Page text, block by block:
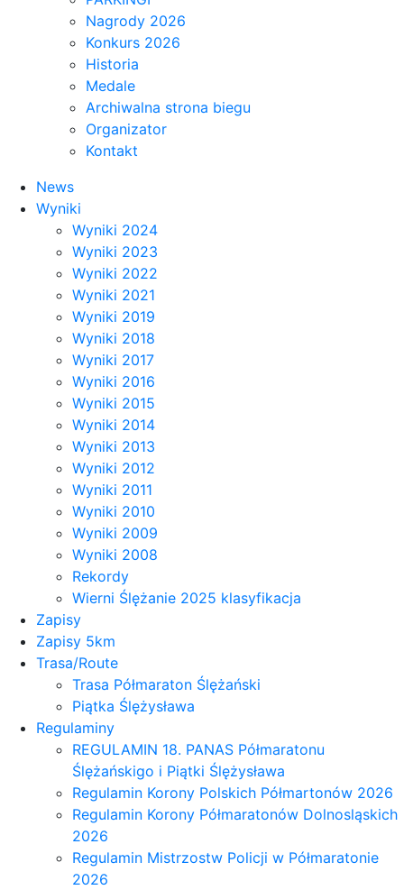
Nagrody 2026
Konkurs 2026
Historia
Medale
Archiwalna strona biegu
Organizator
Kontakt
News
Wyniki
Wyniki 2024
Wyniki 2023
Wyniki 2022
Wyniki 2021
Wyniki 2019
Wyniki 2018
Wyniki 2017
Wyniki 2016
Wyniki 2015
Wyniki 2014
Wyniki 2013
Wyniki 2012
Wyniki 2011
Wyniki 2010
Wyniki 2009
Wyniki 2008
Rekordy
Wierni Ślężanie 2025 klasyfikacja
Zapisy
Zapisy 5km
Trasa/Route
Trasa Półmaraton Ślężański
Piątka Ślężysława
Regulaminy
REGULAMIN 18. PANAS Półmaratonu
Ślężańskigo i Piątki Ślężysława
Regulamin Korony Polskich Półmartonów 2026
Regulamin Korony Półmaratonów Dolnosląskich
2026
Regulamin Mistrzostw Policji w Półmaratonie
2026